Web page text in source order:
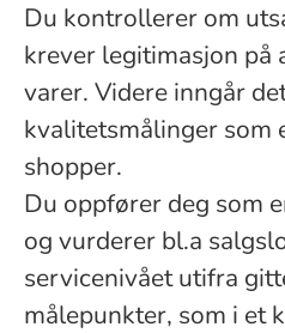
Du kontrollerer om
krever legitimasjon på
varer. Videre inngår
kvalitetsmålinger som
shopper.
Du oppfører deg som
og vurderer bl.a
servicenivået utifra
målepunkter, som i et